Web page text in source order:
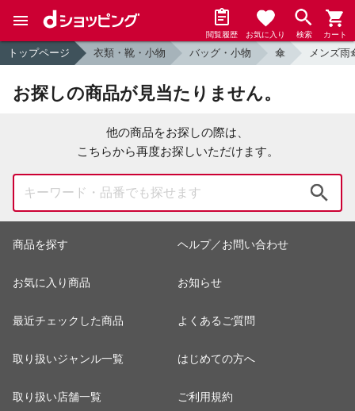
閲覧履歴 お気に入り 検索 カート
トップページ 衣類・靴・小物 バッグ・小物 傘 メンズ雨
お探しの商品が見当たりません。
他の商品をお探しの際は、
こちらから再度お探しいただけます。
商品を探す
お気に入り商品
最近チェックした商品
取り扱いジャンル一覧
取り扱い店舗一覧
ヘルプ／お問い合わせ
お知らせ
よくあるご質問
はじめての方へ
ご利用規約